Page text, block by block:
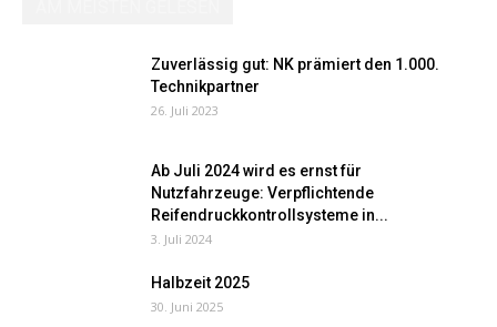
Zuverlässig gut: NK prämiert den 1.000.
Technikpartner
26. Juli 2023
Ab Juli 2024 wird es ernst für
Nutzfahrzeuge: Verpflichtende
Reifendruckkontrollsysteme in...
3. Juli 2024
Halbzeit 2025
30. Juni 2025